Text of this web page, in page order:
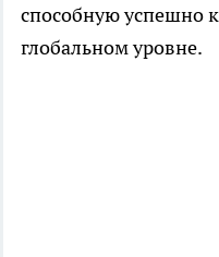
способную успешно
глобальном уровне.